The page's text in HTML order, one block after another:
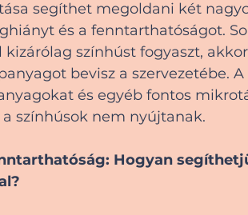
segíthet megoldani két
és a fenntarthatóságot.
színhúst fogyaszt,
bevisz a szervezetébe.
és egyéb fontos
színhúsok nem nyújtanak.
Hogyan